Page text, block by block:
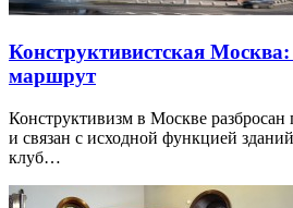
Конструктивистская
маршрут
Конструктивизм в Москве
и связан с исходной функцией
клуб…